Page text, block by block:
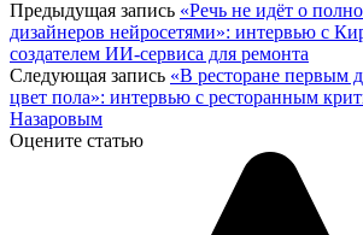
Предыдущая запись «Речь не идёт о
дизайнеров нейросетями»: интервью с
создателем ИИ-сервиса для ремонта
Следующая запись «В ресторане первым
цвет пола»: интервью с ресторанным
Назаровым
Оцените статью